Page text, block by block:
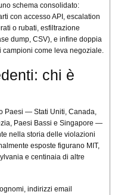
schema consolidato:
con accesso API, escalation
o rubati, esfiltrazione
dump, CSV), e infine doppia
come leva negoziale.
chi è
Paesi — Stati Uniti, Canada,
Paesi Bassi e Singapore —
nella storia delle violazioni
esposte figurano MIT,
e centinaia di altre
indirizzi email